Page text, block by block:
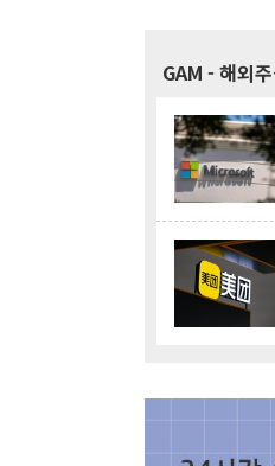
GAM - 해외